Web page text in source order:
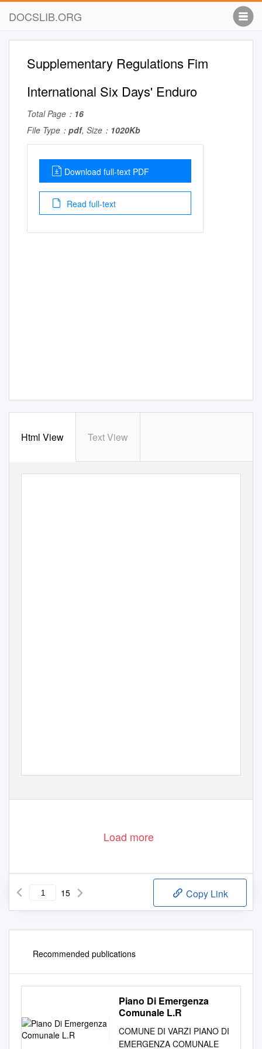
DOCSLIB.ORG
Supplementary Regulations Fim
International Six Days' Enduro
Total Page： 16
File Type： pdf, Size： 1020Kb
Download full-text PDF
Read full-text
Html View Text View
Load more
15 Copy Link
Recommended publications
Piano Di Emergenza
Comunale L.R
COMUNE DI VARZI PIANO DI
EMERGENZA COMUNALE